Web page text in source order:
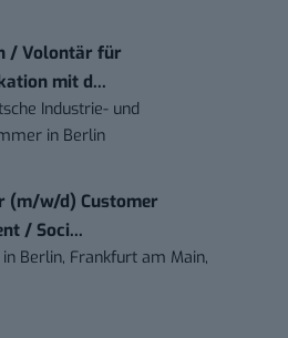
/ Volontär für
mit d...
Industrie- und
in Berlin
(m/w/d) Customer
/ Soci...
in Berlin, Frankfurt am Main,